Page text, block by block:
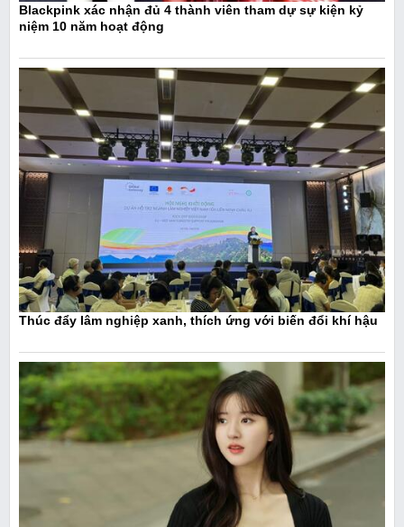
Blackpink xác nhận đủ 4 thành viên tham dự sự kiện kỷ
niệm 10 năm hoạt động
Thúc đẩy lâm nghiệp xanh, thích ứng với biến đổi khí hậu